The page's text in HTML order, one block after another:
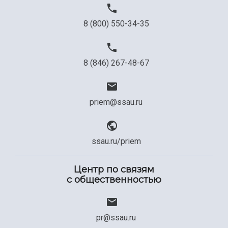
Официальные документы
8 (800) 550-34-35
8 (846) 267-48-67
priem@ssau.ru
ssau.ru/priem
Центр по связям
с общественностью
pr@ssau.ru